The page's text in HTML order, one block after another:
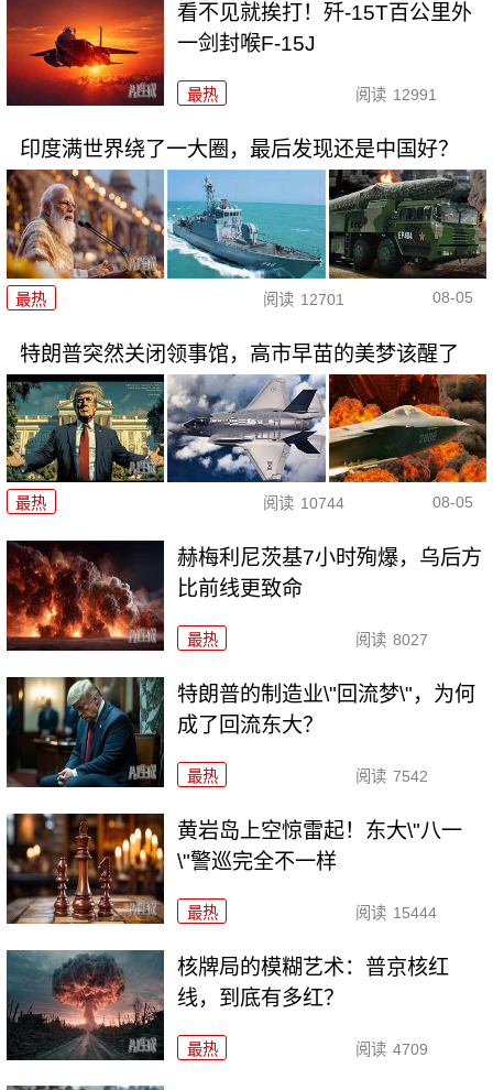
看不见就挨打！歼-15T百公里外
一剑封喉F-15J
最热 阅读 12991
印度满世界绕了一大圈，最后发现还是中国好？
最热 阅读 12701 08-05
特朗普突然关闭领事馆，高市早苗的美梦该醒了
最热 阅读 10744 08-05
赫梅利尼茨基7小时殉爆，乌后方
比前线更致命
最热 阅读 8027
特朗普的制造业\"回流梦\"，为何
成了回流东大？
最热 阅读 7542
黄岩岛上空惊雷起！东大\"八一
\"警巡完全不一样
最热 阅读 15444
核牌局的模糊艺术：普京核红
线，到底有多红？
最热 阅读 4709